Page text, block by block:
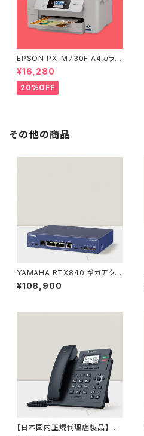
EPSON PX-M730F A4カラー
インクジェット複合機（コピー/ス
キャナ/FAX）（エプソン ビジネス
プリンター）
¥16,280
20%OFF
その他の商品
YAMAHA RTX840 ギガアクセ
ス VPN ルーター（ヤマハ）
¥108,900
【日本国内正規代理店製品】 SI